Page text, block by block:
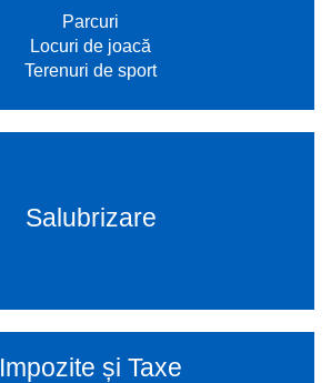
Parcuri
Locuri de joacă
Terenuri de sport
Salubrizare
Impozite și Taxe